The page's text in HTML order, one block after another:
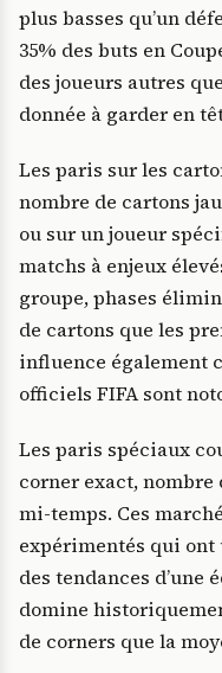
plus basses qu’un
35% des buts en
des joueurs autres
donnée à garder en
Les paris sur les
nombre de cartons
ou sur un joueur
matchs à enjeux
groupe, phases
de cartons que les
influence également
officiels FIFA sont
Les paris spéciaux
corner exact, nombre
mi-temps. Ces
expérimentés qui ont
des tendances d’une
domine
de corners que la